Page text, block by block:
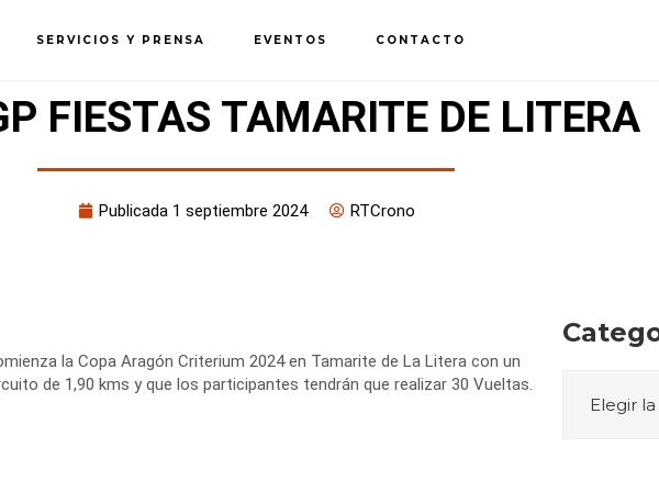
SERVICIOS Y PRENSA EVENTOS CONTACTO
FIESTAS TAMARITE DE LITERA
Publicada 1 septiembre 2024 RTCrono
la Copa Aragón Criterium 2024 en Tamarite de La Litera con un
de 1,90 kms y que los participantes tendrán que realizar 30 Vueltas.